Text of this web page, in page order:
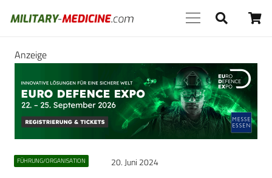
Anzeige
FÜHRUNG/ORGANISATION 20. Juni 2024